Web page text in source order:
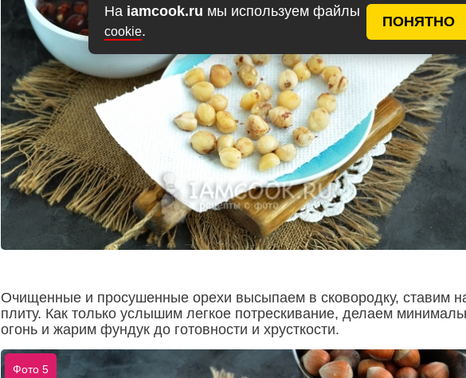
На iamcook.ru мы используем файлы
cookie.
ПОНЯТНО
Очищенные и просушенные орехи высыпаем в сковородку, ставим
плиту. Как только услышим легкое потрескивание, делаем
огонь и жарим фундук до готовности и хрусткости.
Фото 5